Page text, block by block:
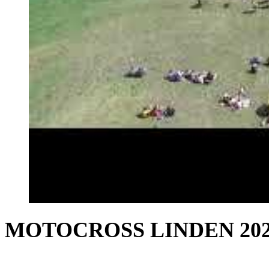
MOTOCROSS LINDEN